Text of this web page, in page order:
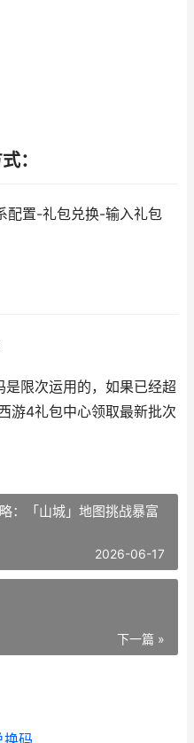
：
配置-礼包兑换-输入礼包
限次运用的，如果已经超
游4礼包中心领取最新批次
：「山城」地图挑战暴富
2026-06-17
下一篇 »
码